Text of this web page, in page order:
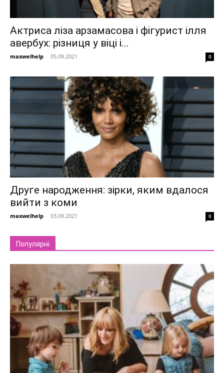
Актриса ліза арзамасова і фігурист ілля
авербух: різниця у віці і...
maxwelhelp - 05.09.2021 0
Друге народження: зірки, яким вдалося
вийти з коми
maxwelhelp - 03.09.2021 0
Популярні